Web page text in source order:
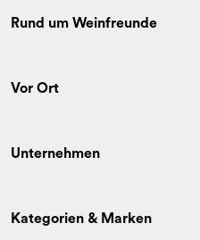
Rund um Weinfreunde
Vor Ort
Unternehmen
Kategorien & Marken